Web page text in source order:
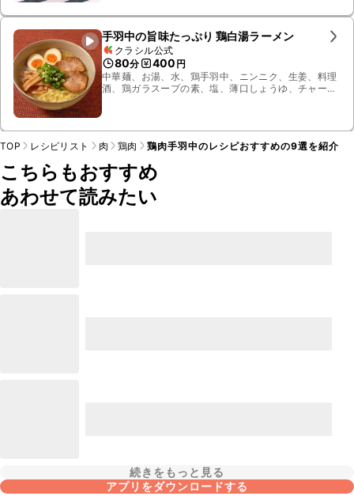
手羽中の旨味たっぷり 鶏白湯ラーメン
クラシル公式
80分 400 円
中華麺、お湯、水、鶏手羽中、ニンニク、生姜、料理
酒、鶏ガラスープの素、塩、薄口しょうゆ、チャー
TOP レシピリスト 肉 鶏肉 鶏肉手羽中のレシピおすすめの9選を紹介
こちらもおすすめ
あわせて読みたい
続きをもっと見る
アプリをダウンロードする